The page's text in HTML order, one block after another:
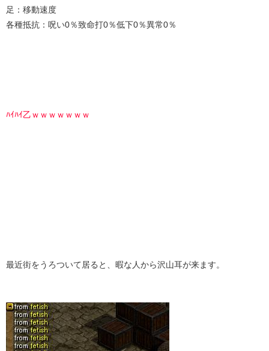
足：移動速度
各種抵抗：呪い0％致命打0％低下0％異常0％
ﾊｲﾊｲ乙ｗｗｗｗｗｗｗ
最近街をうろついて居ると、暇な人から沢山耳が来ます。